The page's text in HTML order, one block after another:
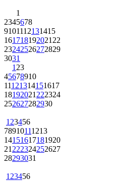
1
2345678
9101112131415
161718192021 22
23242526272829
3031
1 23
45678910
11121314151617
18192021 222324
252627282930
1 23456
78910111213
14151617181920
21 222324252627
28293031
1 23456